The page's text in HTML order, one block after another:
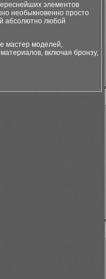
элементов
необыкновенно просто
абсолютно любой
мастер моделей,
включая бронзу,